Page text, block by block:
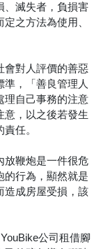
、滅失者，負損害
之方法為使用、
會對人評價的善惡
準，「善良管理人
理自己事務的注意
意，以之後若發生
任。
放鞭炮是一件很危
的行為，顯然就是
造成房屋受損，該
公司租借腳